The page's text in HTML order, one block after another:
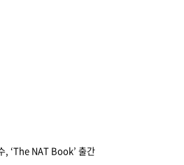
, ‘The NAT Book’ 출간